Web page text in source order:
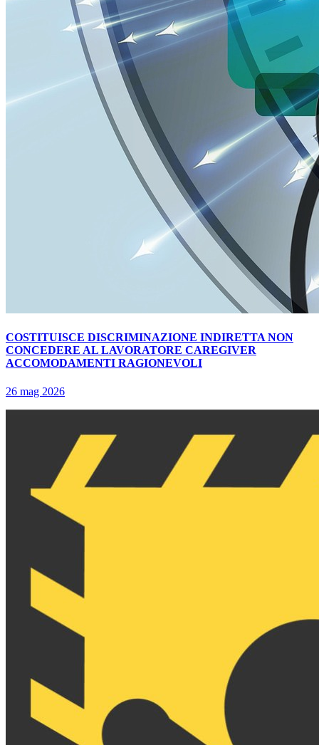
COSTITUISCE DISCRIMINAZIONE INDIRETTA NON
CONCEDERE AL LAVORATORE CAREGIVER
ACCOMODAMENTI RAGIONEVOLI
26 mag 2026